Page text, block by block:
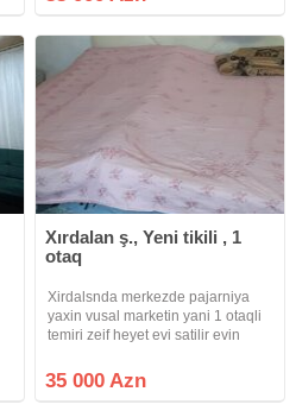
Xırdalan ş., Yeni tikili , 1
otaq
Xirdalsnda merkezde pajarniya
yaxin vusal marketin yani 1 otaqli
temiri zeif heyet evi satilir evin
var sened belediye evin qapisi
kuceye acilir
35 000 Azn